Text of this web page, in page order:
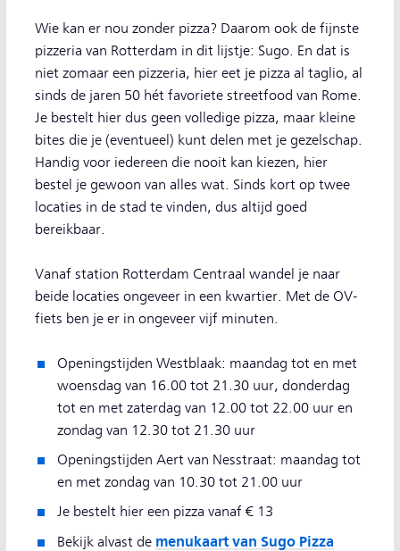
Wie kan er nou zonder pizza? Daarom ook de fijnste
pizzeria van Rotterdam in dit lijstje: Sugo. En dat is
niet zomaar een pizzeria, hier eet je pizza al taglio, al
sinds de jaren 50 hét favoriete streetfood van Rome.
Je bestelt hier dus geen volledige pizza, maar kleine
bites die je (eventueel) kunt delen met je gezelschap.
Handig voor iedereen die nooit kan kiezen, hier
bestel je gewoon van alles wat. Sinds kort op twee
locaties in de stad te vinden, dus altijd goed
bereikbaar.
Vanaf station Rotterdam Centraal wandel je naar
beide locaties ongeveer in een kwartier. Met de OV-
fiets ben je er in ongeveer vijf minuten.
Openingstijden Westblaak: maandag tot en met
woensdag van 16.00 tot 21.30 uur, donderdag
tot en met zaterdag van 12.00 tot 22.00 uur en
zondag van 12.30 tot 21.30 uur
Openingstijden Aert van Nesstraat: maandag tot
en met zondag van 10.30 tot 21.00 uur
Je bestelt hier een pizza vanaf € 13
Bekijk alvast de menukaart van Sugo Pizza